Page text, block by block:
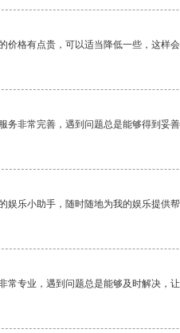
价格有点贵，可以适当降低一些，这样会
务非常完善，遇到问题总是能够得到妥
娱乐小助手，随时随地为我的娱乐提供帮
常专业，遇到问题总是能够及时解决，让